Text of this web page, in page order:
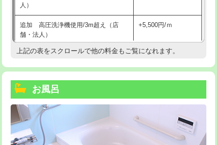
人）
追加 高圧洗浄機使用/3m超え（店
舗・法人）
+5,500円/ｍ
高度高圧洗浄換 現地調査
トーラー機使用/3mまで
追加トーラー機使用/3m超え
カメラ調査 33,000円
上記の表をスクロールで他の料金もご覧になれます。
お風呂